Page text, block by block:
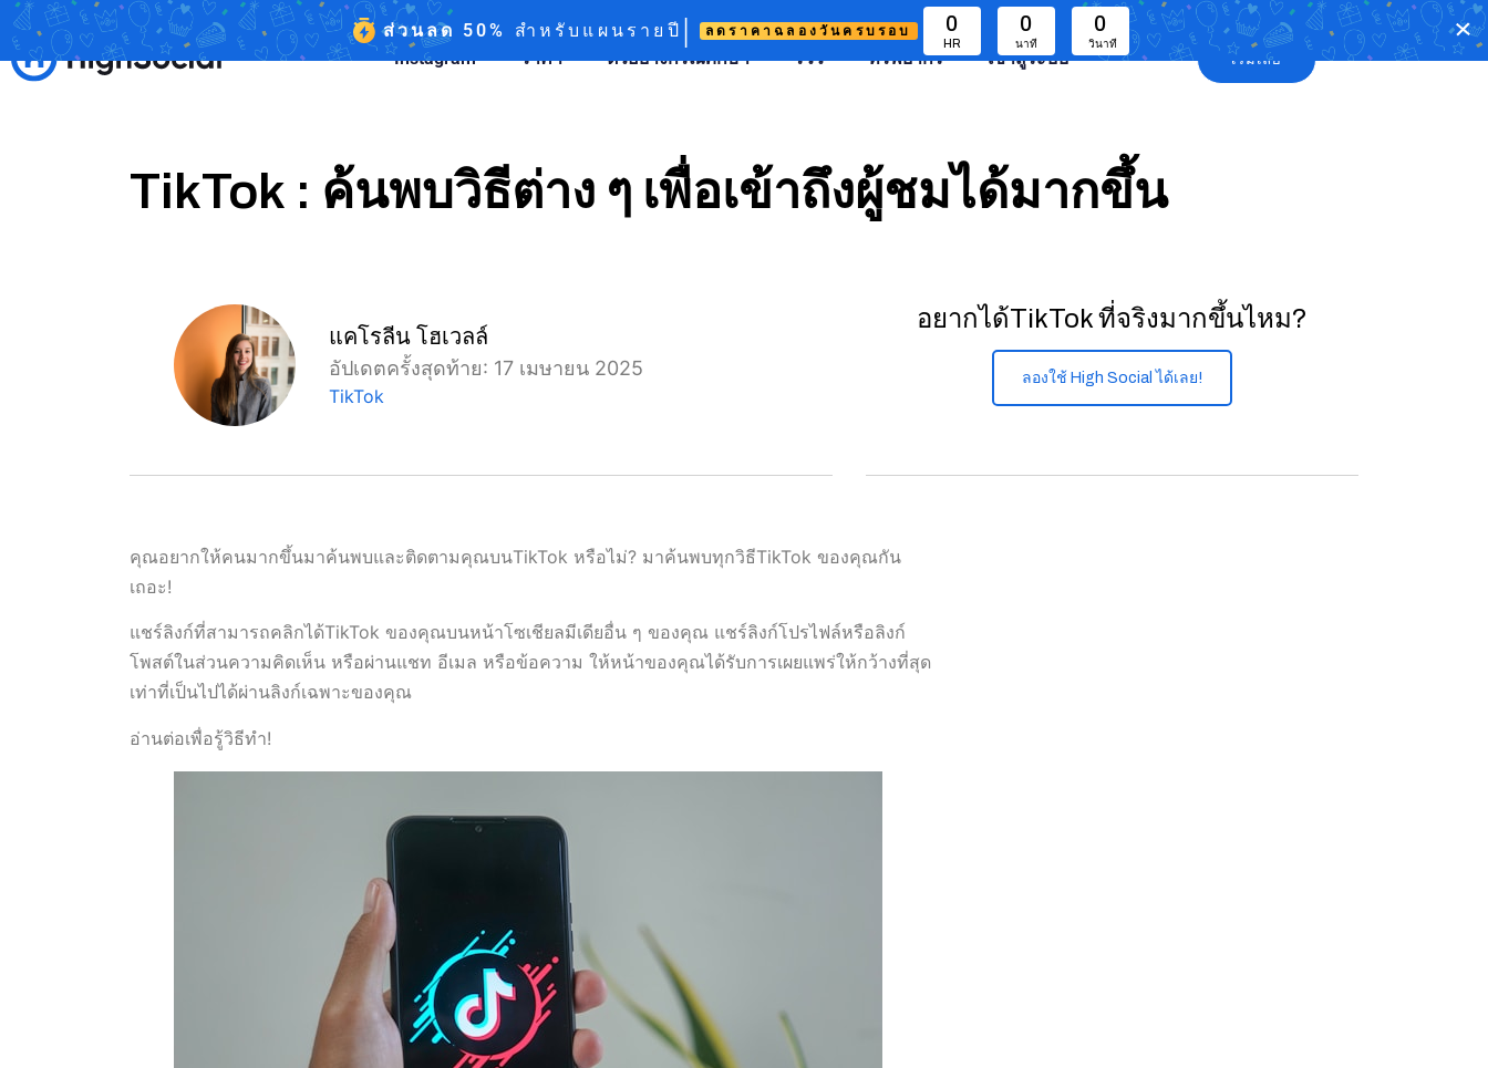
ส่วนลด 50% สำหรับแผนรายปี | ลดราคาฉลองวันครบรอบ 0
HR
0
นาที
0
วินาที
Instagram ราคา ตัวอย่างกรณีศึกษา รีวิว ทรัพยากร เข้าสู่ระบบ เริ่มเลย
TikTok : ค้นพบวิธีต่าง ๆ เพื่อเข้าถึงผู้ชมได้มากขึ้น
แคโรลีน โฮเวลล์
อัปเดตครั้งสุดท้าย: 17 เมษายน 2025
TikTok
อยากได้TikTok ที่จริงมากขึ้นไหม?
ลองใช้ High Social ได้เลย!
คุณอยากให้คนมากขึ้นมาค้นพบและติดตามคุณบนTikTok หรือไม่? มาค้นพบทุกวิธีTikTok ของคุณกัน
เถอะ!
แชร์ลิงก์ที่สามารถคลิกได้TikTok ของคุณบนหน้าโซเชียลมีเดียอื่น ๆ ของคุณ แชร์ลิงก์โปรไฟล์หรือลิงก์
โพสต์ในส่วนความคิดเห็น หรือผ่านแชท อีเมล หรือข้อความ ให้หน้าของคุณได้รับการเผยแพร่ให้กว้างที่สุด
เท่าที่เป็นไปได้ผ่านลิงก์เฉพาะของคุณ
อ่านต่อเพื่อรู้วิธีทำ!